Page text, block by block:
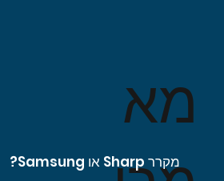
מא
מקרר Sharp או Samsung?